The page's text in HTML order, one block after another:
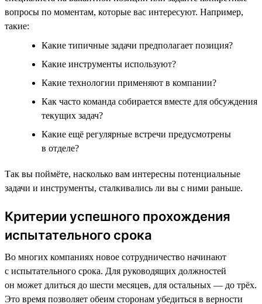
вопросы по моментам, которые вас интересуют. Например,
такие:
Какие типичные задачи предполагает позиция?
Какие инструменты используют?
Какие технологии применяют в компании?
Как часто команда собирается вместе для обсуждения
текущих задач?
Какие ещё регулярные встречи предусмотрены
в отделе?
Так вы поймёте, насколько вам интересны потенциальные
задачи и инструменты, сталкивались ли вы с ними раньше.
Критерии успешного прохождения
испытательного срока
Во многих компаниях новое сотрудничество начинают
с испытательного срока. Для руководящих должностей
он может длиться до шести месяцев, для остальных — до трёх.
Это время позволяет обеим сторонам убедиться в верности